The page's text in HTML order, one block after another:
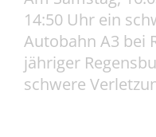
14:50 Uhr ein
Autobahn A3 bei
jähriger
schwere